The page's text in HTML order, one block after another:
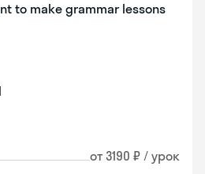
to make grammar lessons
от 3190 ₽ / урок